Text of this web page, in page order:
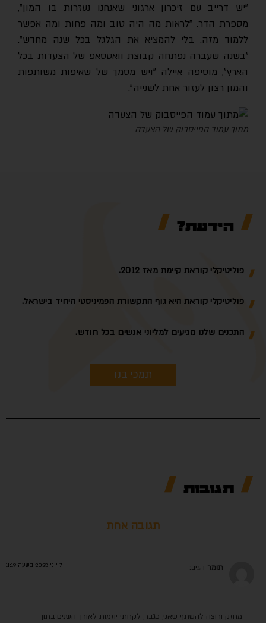
"יש דרייב עם זיכרון ארגוני שאנחנו נעזרות בו המון",
מספרת הדר. "לראות מה היה טוב ומה פחות ומה אפשר
ללמוד מזה. בלי להמציא את הגלגל בכל שנה מחדש".
"בשנה שעברה נפתחה קבוצת וואטסאפ של הצעדות בכל
הארץ", מוסיפה איילה "ויש מסמך של שאיפות משותפות
והמון רצון לעזור אחת לשנייה".
מתוך עמוד הפייסבוק של הצעדה
הידעת?
פוליטיקלי קוראת קיימת מאז 2012.
פוליטיקלי קוראת היא גוף התקשורת הפמיניסטי היחיד בישראל.
התכנים שלנו מגיעים למליוני אנשים בכל חודש.
תמכי בנו
תגובות
תגובה אחת
תומר הגיב: 7 יוני 2023 בשעה 11:19
מחזק ורוצה להשתף שאני, כגבר, לקחתי יוזמות לאורך השנים בתוך